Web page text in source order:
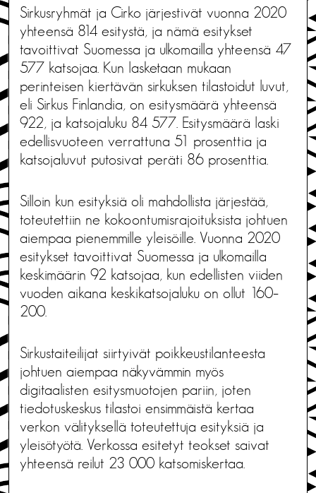
Sirkusryhmät ja Cirko järjestivät vuonna 2020
yhteensä 814 esitystä, ja nämä esitykset
tavoittivat Suomessa ja ulkomailla yhteensä 47
577 katsojaa. Kun lasketaan mukaan
perinteisen kiertävän sirkuksen tilastoidut luvut,
eli Sirkus Finlandia, on esitysmäärä yhteensä
922, ja katsojaluku 84 577. Esitysmäärä laski
edellisvuoteen verrattuna 51 prosenttia ja
katsojaluvut putosivat peräti 86 prosenttia.
Silloin kun esityksiä oli mahdollista järjestää,
toteutettiin ne kokoontumisrajoituksista johtuen
aiempaa pienemmille yleisöille. Vuonna 2020
esitykset tavoittivat Suomessa ja ulkomailla
keskimäärin 92 katsojaa, kun edellisten viiden
vuoden aikana keskikatsojaluku on ollut 160–
200.
Sirkustaiteilijat siirtyivät poikkeustilanteesta
johtuen aiempaa näkyvämmin myös
digitaalisten esitysmuotojen pariin, joten
tiedotuskeskus tilastoi ensimmäistä kertaa
verkon välityksellä toteutettuja esityksiä ja
yleisötyötä. Verkossa esitetyt teokset saivat
yhteensä reilut 23 000 katsomiskertaa.